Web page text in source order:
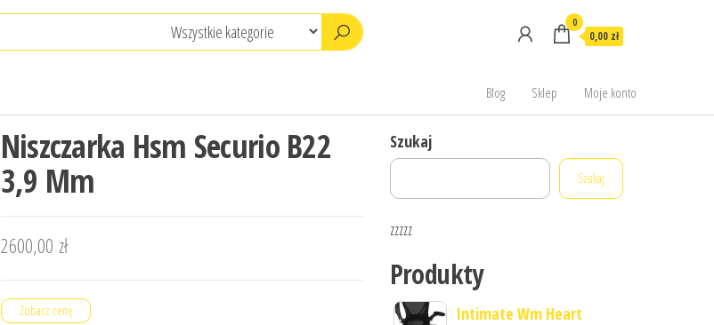
0
0,00 zł
Blog Sklep Moje konto
Niszczarka Hsm Securio B22
3,9 Mm
2600,00 zł
Zobacz cenę
Szukaj
Szukaj
zzzzz
Produkty
Intimate Wm Heart